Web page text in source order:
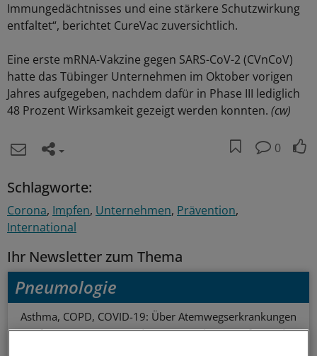
Immungedächtnisses und eine stärkere Schutzwirkung
entfaltet“, berichtet CureVac zuversichtlich.
Eine erste mRNA-Vakzine gegen SARS-CoV-2 (CVnCoV)
hatte das Tübinger Unternehmen im Oktober vorigen
Jahres aufgegeben, nachdem dafür in Phase III lediglich
48 Prozent Wirksamkeit gezeigt werden konnten. (cw)
0
Schlagworte:
Corona Impfen Unternehmen Prävention
International
Ihr Newsletter zum Thema
Pneumologie
Asthma, COPD, COVID-19: Über Atemwegserkrankungen
informieren wir Sie in diesem Newsletter umfassend.